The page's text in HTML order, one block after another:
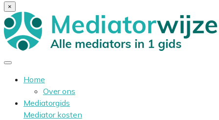
×
Home
Over ons
Mediatorgids
Mediator kosten